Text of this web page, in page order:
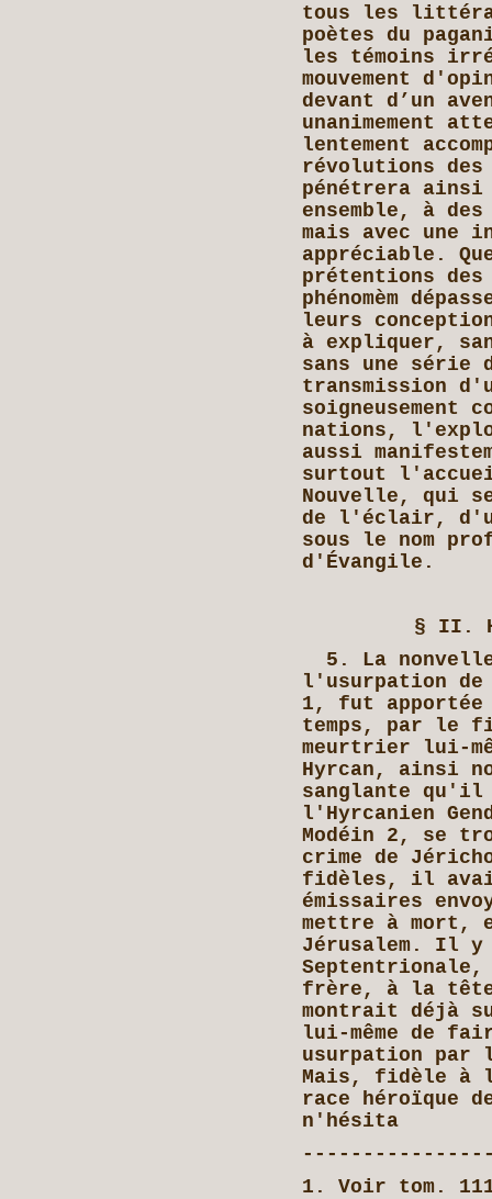
tous les
poètes du
les témoins
mouvement
devant d’un
unanimement
lentement
révolutions
pénétrera ainsi
ensemble, à
mais avec une
appréciable.
prétentions
phénomèm
leurs
à expliquer,
sans une série
transmission
soigneusement
nations,
aussi
surtout
Nouvelle, qui
de l'éclair,
sous le nom
d'Évangile.
§ II.
5. La
l'usurpation de
1, fut apportée
temps, par le
meurtrier lui-
Hyrcan, ainsi
sanglante
l'Hyrcanien
Modéin 2, se
crime de
fidèles, il
émissaires
mettre à mort,
Jérusalem. Il
Septentrionale,
frère, à la tête
montrait déjà
lui-même de
usurpation par
Mais, fidèle à
race héroïque
n'hésita
1. Voir tom.